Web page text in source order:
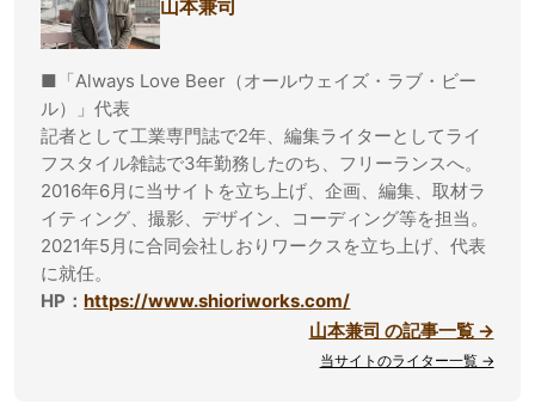
山本兼司
■「Always Love Beer（オールウェイズ・ラブ・ビー
ル）」代表
記者として工業専門誌で2年、編集ライターとしてライ
フスタイル雑誌で3年勤務したのち、フリーランスへ。
2016年6月に当サイトを立ち上げ、企画、編集、取材ラ
イティング、撮影、デザイン、コーディング等を担当。
2021年5月に合同会社しおりワークスを立ち上げ、代表
に就任。
HP：https://www.shioriworks.com/
山本兼司 の記事一覧 →
当サイトのライター一覧 →